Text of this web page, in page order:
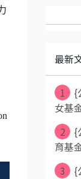
最新
1
{
女基
2
{
育基
3
{